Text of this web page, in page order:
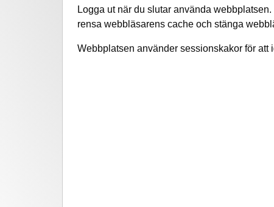
Logga ut när du slutar använda
rensa webbläsarens cache och stänga
Webbplatsen använder sessionskakor för